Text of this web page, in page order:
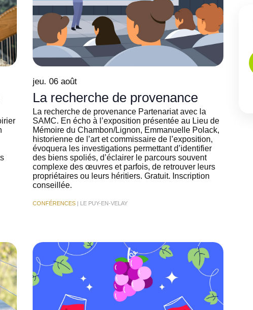
jeu. 06 août
La recherche de provenance
La recherche de provenance Partenariat avec la
SAMC. En écho à l’exposition présentée au Lieu de
Mémoire du Chambon/Lignon, Emmanuelle Polack,
historienne de l’art et commissaire de l’exposition,
évoquera les investigations permettant d’identifier
des biens spoliés, d’éclairer le parcours souvent
complexe des œuvres et parfois, de retrouver leurs
propriétaires ou leurs héritiers. Gratuit. Inscription
conseillée.
CONFÉRENCES | LE PUY-EN-VELAY